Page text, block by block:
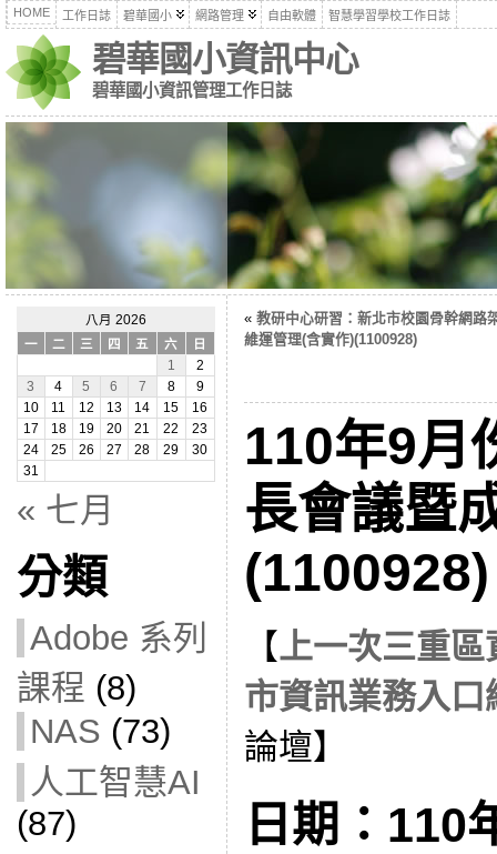
HOME 工作日誌 碧華國小 網路管理 自由軟體 智慧學習學校工作日誌
碧華國小資訊中心
碧華國小資訊管理工作日誌
八月 2026
一
二 三 四 五 六
日
1
2
3
4 5 6 7 8
9
10
11 12 13 14 15
16
17
18 19 20 21 22
23
24
25 26 27 28 29
30
31
« 七月
分類
Adobe 系列
課程 (8)
NAS (73)
人工智慧AI
(87)
« 教研中心研習：新北市校園骨幹網路
維運管理(含實作)(1100928)
110年9月
長會議暨
(1100928)
【上一次三重
市資訊業務入口
論壇】
日期：110